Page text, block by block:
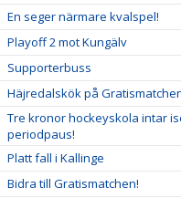
En seger närmare kvalspel!
Playoff 2 mot Kungälv
Supporterbuss
Häjredalskök på
Tre kronor hockeyskola intar
periodpaus!
Platt fall i Kallinge
Bidra till Gratismatchen!